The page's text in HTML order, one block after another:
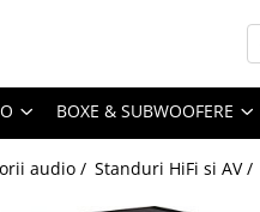
BOXE & SUBWOOFERE
audio / Standuri HiFi si AV /